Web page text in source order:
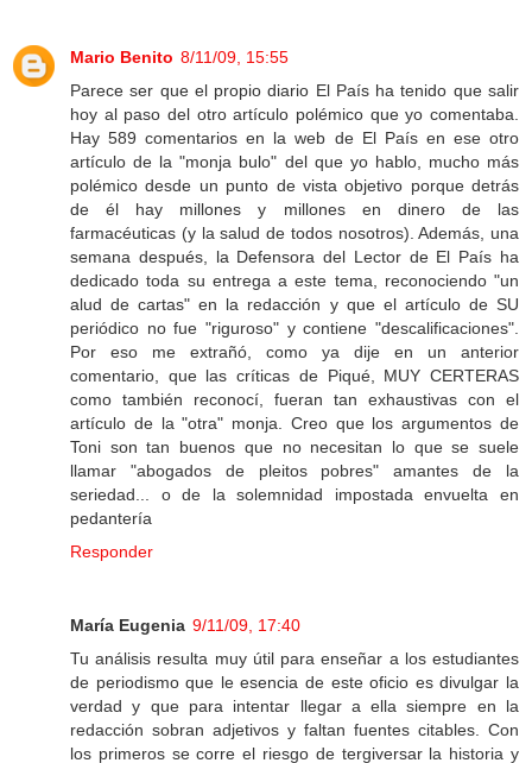
Mario Benito 8/11/09, 15:55
Parece ser que el propio diario El País ha tenido que salir
hoy al paso del otro artículo polémico que yo comentaba.
Hay 589 comentarios en la web de El País en ese otro
artículo de la "monja bulo" del que yo hablo, mucho más
polémico desde un punto de vista objetivo porque detrás
de él hay millones y millones en dinero de las
farmacéuticas (y la salud de todos nosotros). Además, una
semana después, la Defensora del Lector de El País ha
dedicado toda su entrega a este tema, reconociendo "un
alud de cartas" en la redacción y que el artículo de SU
periódico no fue "riguroso" y contiene "descalificaciones".
Por eso me extrañó, como ya dije en un anterior
comentario, que las críticas de Piqué, MUY CERTERAS
como también reconocí, fueran tan exhaustivas con el
artículo de la "otra" monja. Creo que los argumentos de
Toni son tan buenos que no necesitan lo que se suele
llamar "abogados de pleitos pobres" amantes de la
seriedad... o de la solemnidad impostada envuelta en
pedantería
Responder
María Eugenia 9/11/09, 17:40
Tu análisis resulta muy útil para enseñar a los estudiantes
de periodismo que le esencia de este oficio es divulgar la
verdad y que para intentar llegar a ella siempre en la
redacción sobran adjetivos y faltan fuentes citables. Con
los primeros se corre el riesgo de tergiversar la historia y